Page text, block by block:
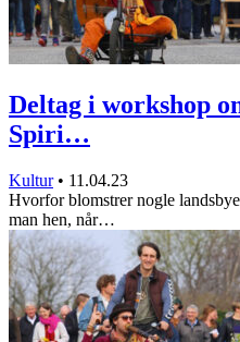
Deltag i workshop
Spiri…
Kultur • 11.04.23
Hvorfor blomstrer nogle
man hen, når…